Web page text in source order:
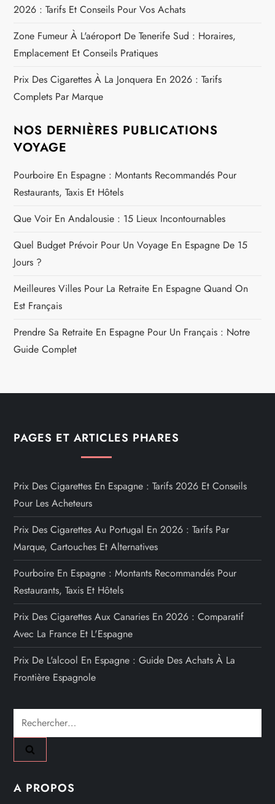
2026 : Tarifs Et Conseils Pour Vos Achats
Zone Fumeur À L'aéroport De Tenerife Sud : Horaires,
Emplacement Et Conseils Pratiques
Prix Des Cigarettes À La Jonquera En 2026 : Tarifs
Complets Par Marque
NOS DERNIÈRES PUBLICATIONS
VOYAGE
Pourboire En Espagne : Montants Recommandés Pour
Restaurants, Taxis Et Hôtels
Que Voir En Andalousie : 15 Lieux Incontournables
Quel Budget Prévoir Pour Un Voyage En Espagne De 15
Jours ?
Meilleures Villes Pour La Retraite En Espagne Quand On
Est Français
Prendre Sa Retraite En Espagne Pour Un Français : Notre
Guide Complet
PAGES ET ARTICLES PHARES
Prix Des Cigarettes En Espagne : Tarifs 2026 Et Conseils
Pour Les Acheteurs
Prix Des Cigarettes Au Portugal En 2026 : Tarifs Par
Marque, Cartouches Et Alternatives
Pourboire En Espagne : Montants Recommandés Pour
Restaurants, Taxis Et Hôtels
Prix Des Cigarettes Aux Canaries En 2026 : Comparatif
Avec La France Et L'Espagne
Prix De L'alcool En Espagne : Guide Des Achats À La
Frontière Espagnole
Rechercher :
A PROPOS